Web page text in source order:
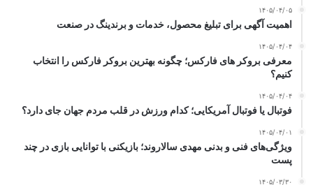
۱۴۰۵/۰۴/۰۵
اهمیت آگهی برای تبلیغ محصول، خدمات و برندینگ در صنعت
۱۴۰۵/۰۴/۰۴
معرفی بروکر های فارکس؛ چگونه بهترین بروکر فارکس را انتخاب
کنیم؟
۱۴۰۵/۰۴/۰۴
فوتبال یا فوتبال آمریکایی؛ کدام ورزش در قلب مردم جهان جای دارد؟
۱۴۰۵/۰۴/۰۱
ویژگی‌های فنی و بدنی مهدی سالاروند؛ بازیکنی با توانایی بازی در چند
پست
۱۴۰۵/۰۳/۳۰